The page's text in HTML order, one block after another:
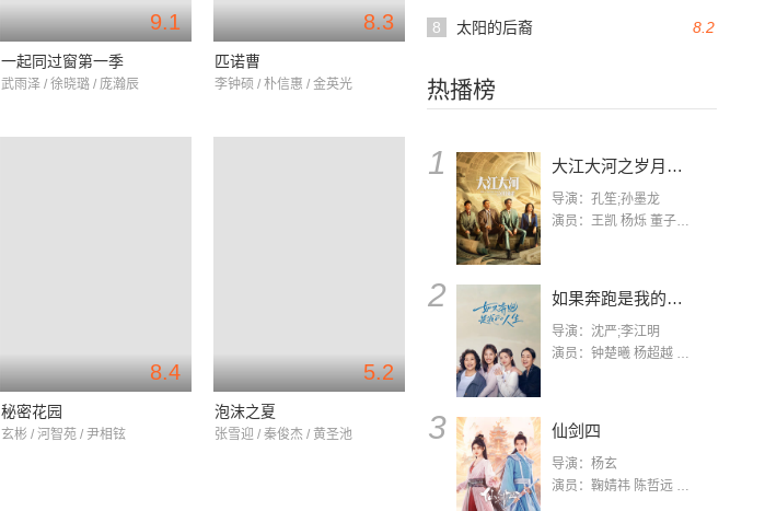
8.2
8 太阳的后裔
热播榜
1 大江大河之岁月如歌
导演：孔笙;孙墨龙
演员：王凯 杨烁 董子健 杨采钰 张佳宁 练练 林栋甫 房子斌
2 如果奔跑是我的人生
导演：沈严;李江明
演员：钟楚曦 杨超越 许娣 陈小艺 侯雯元 宋洋 王宥钧 李添诺
3 仙剑四
导演：杨玄
演员：鞠婧祎 陈哲远 茅子俊 毛晓慧 王媛可 张志浩 林枫松 张帆（演员）
9.1
一起同过窗第一季
武雨泽 / 徐晓璐 / 庞瀚辰
8.3
匹诺曹
李钟硕 / 朴信惠 / 金英光
8.4
秘密花园
玄彬 / 河智苑 / 尹相铉
5.2
泡沫之夏
张雪迎 / 秦俊杰 / 黄圣池